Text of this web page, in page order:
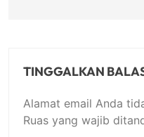
TINGGALKAN
Alamat email Anda
Ruas yang wajib